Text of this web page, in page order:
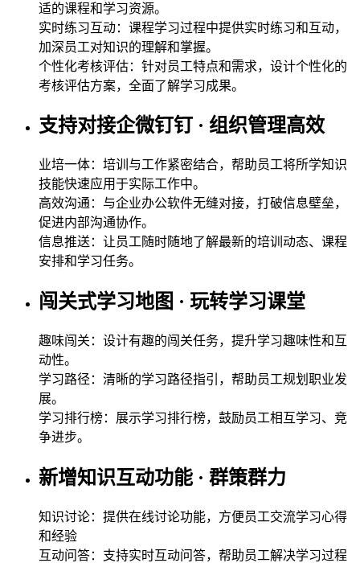
适的课程和学习资源。
实时练习互动：课程学习过程中提供实时练习和互动，
加深员工对知识的理解和掌握。
个性化考核评估：针对员工特点和需求，设计个性化的
考核评估方案，全面了解学习成果。
支持对接企微钉钉 · 组织管理高效
业培一体：培训与工作紧密结合，帮助员工将所学知识
技能快速应用于实际工作中。
高效沟通：与企业办公软件无缝对接，打破信息壁垒，
促进内部沟通协作。
信息推送：让员工随时随地了解最新的培训动态、课程
安排和学习任务。
闯关式学习地图 · 玩转学习课堂
趣味闯关：设计有趣的闯关任务，提升学习趣味性和互
动性。
学习路径：清晰的学习路径指引，帮助员工规划职业发
展。
学习排行榜：展示学习排行榜，鼓励员工相互学习、竞
争进步。
新增知识互动功能 · 群策群力
知识讨论：提供在线讨论功能，方便员工交流学习心得
和经验
互动问答：支持实时互动问答，帮助员工解决学习过程